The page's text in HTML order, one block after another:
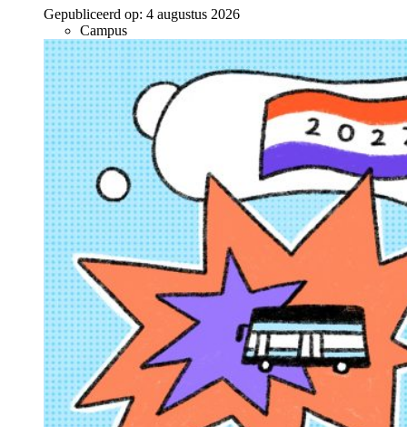
Gepubliceerd op: 4 augustus 2026
Campus